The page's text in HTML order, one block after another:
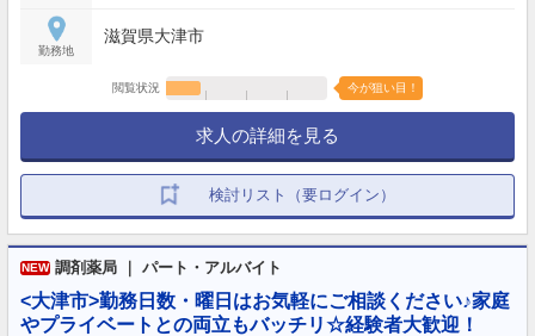
勤務地
滋賀県大津市
閲覧状況 今が狙い目！
求人の詳細を見る
検討リスト（要ログイン）
NEW 調剤薬局 ｜ パート・アルバイト
<大津市>勤務日数・曜日はお気軽にご相談ください♪家庭
やプライベートとの両立もバッチリ☆経験者大歓迎！